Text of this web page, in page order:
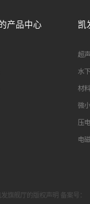
产品中心 凯
超
水
材
微
压
电
旗舰厅的版权声明 备案号：